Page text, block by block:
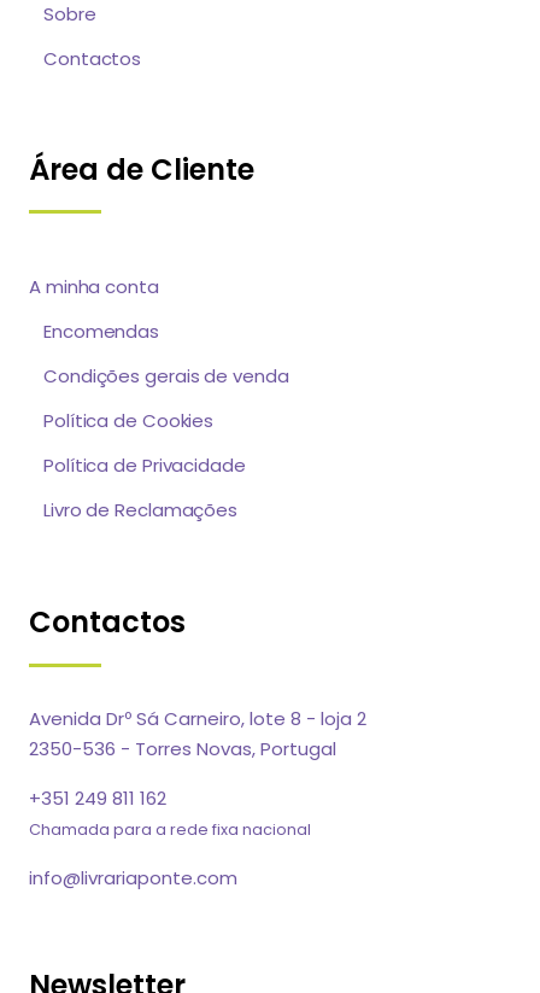
Sobre
Contactos
Área de Cliente
A minha conta
Encomendas
Condições gerais de venda
Política de Cookies
Política de Privacidade
Livro de Reclamações
Contactos
Avenida Drº Sá Carneiro, lote 8 - loja 2
2350-536 - Torres Novas, Portugal
+351 249 811 162
Chamada para a rede fixa nacional
info@livrariaponte.com